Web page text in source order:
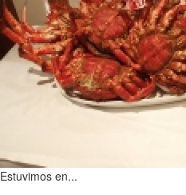
Estuvimos en...